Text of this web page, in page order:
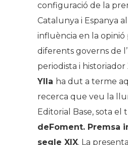
configuració de la
Catalunya i Espanya
influència en la opinió
diferents governs de
periodista i historiador
Ylla ha dut a terme
recerca que veu la
Editorial Base, sota el
deFoment. Premsa
segle XIX. La